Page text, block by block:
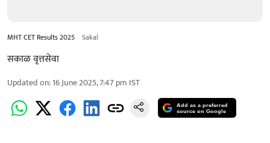
MHT CET Results 2025 Sakal
सकाळ वृत्तसेवा
Updated on:16 June 2025, 7:47 pm IST
Add as a preferred
source on Google